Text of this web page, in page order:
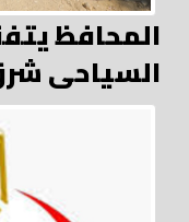
المحافظ
السياحى